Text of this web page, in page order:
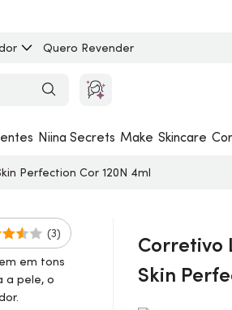
Quero Revender
Niina Secrets Make Skincare
Perfection Cor 120N 4ml
Corretivo
Skin
(3)